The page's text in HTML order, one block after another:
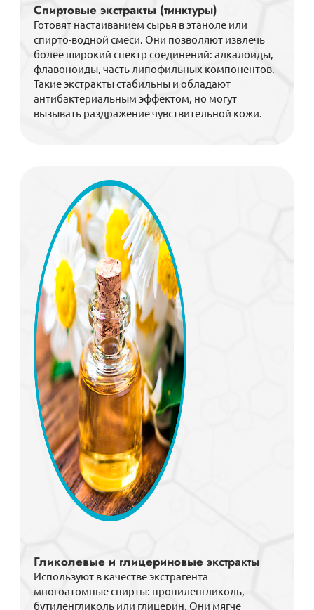
Спиртовые экстракты (тинктуры)
Готовят настаиванием сырья в этаноле или
спирто-водной смеси. Они позволяют извлечь
более широкий спектр соединений: алкалоиды,
флавоноиды, часть липофильных компонентов.
Такие экстракты стабильны и обладают
антибактериальным эффектом, но могут
вызывать раздражение чувствительной кожи.
Гликолевые и глицериновые экстракты
Используют в качестве экстрагента
многоатомные спирты: пропиленгликоль,
бутиленгликоль или глицерин. Они мягче